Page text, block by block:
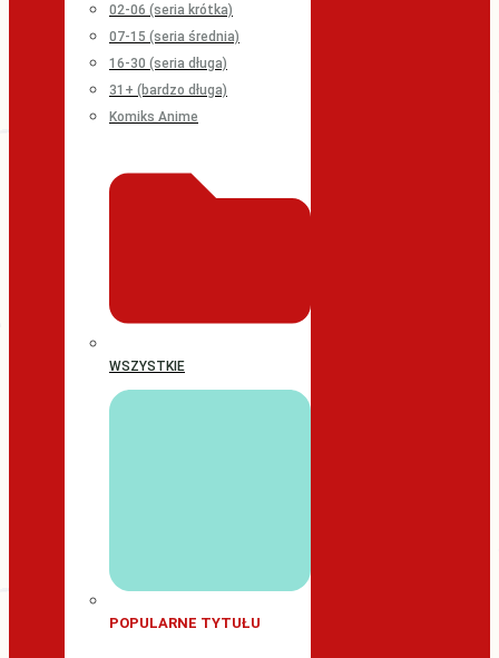
02-06 (seria krótka)
07-15 (seria średnia)
16-30 (seria długa)
31+ (bardzo długa)
Komiks Anime
WSZYSTKIE
POPULARNE TYTUŁU